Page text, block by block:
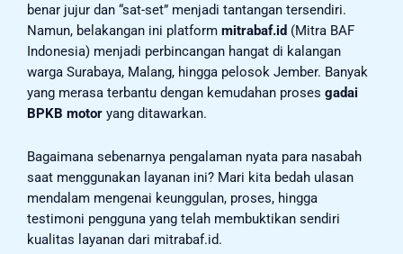
benar jujur dan “sat-set” menjadi tantangan tersendiri.
Namun, belakangan ini platform mitrabaf.id (Mitra BAF
Indonesia) menjadi perbincangan hangat di kalangan
warga Surabaya, Malang, hingga pelosok Jember. Banyak
yang merasa terbantu dengan kemudahan proses gadai
BPKB motor yang ditawarkan.
Bagaimana sebenarnya pengalaman nyata para nasabah
saat menggunakan layanan ini? Mari kita bedah ulasan
mendalam mengenai keunggulan, proses, hingga
testimoni pengguna yang telah membuktikan sendiri
kualitas layanan dari mitrabaf.id.